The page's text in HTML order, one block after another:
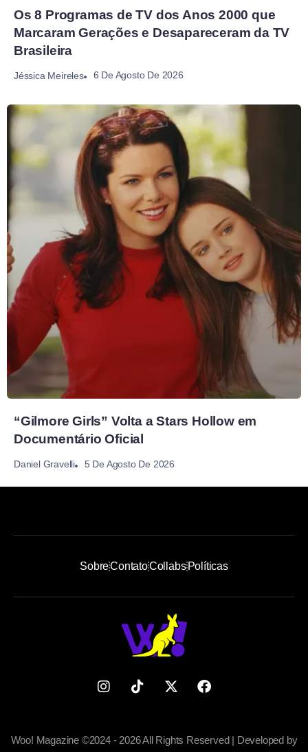
Os 8 Programas de TV dos Anos 2000 que
Marcaram Gerações e Desapareceram da TV
Brasileira
Jéssica Meireles 6 De Agosto De 2026
“Gilmore Girls” Volta a Stars Hollow em
Documentário Oficial
Daniel Gravelli 5 De Agosto De 2026
SobreContatoCollabsPolíticas
Woo! Magazine ©2024 - 2026 All Rights Reserved | Developed by